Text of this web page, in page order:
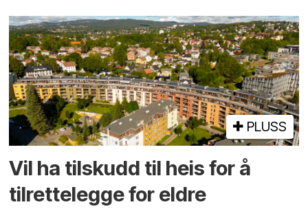
PLUSS
Vil ha tilskudd til heis for å
tilrettelegge for eldre